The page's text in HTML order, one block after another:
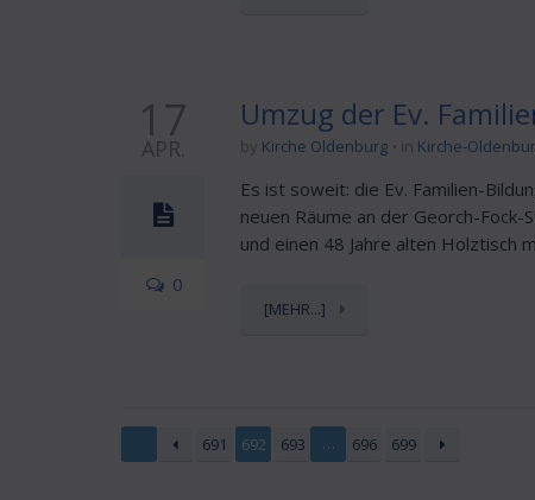
17
APR.
0
Umzug der Ev.
by Kirche Oldenburg in Kirche-
Es ist soweit: die Ev. Familien-
neuen Räume an der Georch-
und einen 48 Jahre alten Holztisch
[MEHR...]
691 692 693 … 696 699